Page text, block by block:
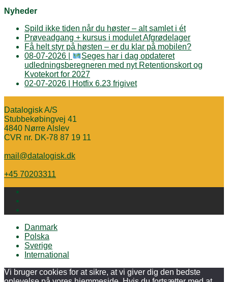
Nyheder
Spild ikke tiden når du høster – alt samlet i ét
Prøveadgang + kursus i modulet Afgrødelager
Få helt styr på høsten – er du klar på mobilen?
08-07-2026 |
Seges har i dag opdateret
udledningsberegneren med nyt Retentionskort og
Kvotekort for 2027
02-07-2026 | Hotfix 6.23 frigivet
Datalogisk A/S
Stubbekøbingvej 41
4840 Nørre Alslev
CVR nr. DK-78 87 19 11
mail@datalogisk.dk
+45 70203311
Danmark
Polska
Sverige
International
Vi bruger cookies for at sikre, at vi giver dig den bedste